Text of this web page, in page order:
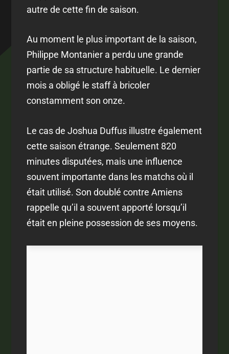
autre de cette fin de saison.
Au moment le plus important de la saison,
Philippe Montanier a perdu une grande
partie de sa structure habituelle. Le dernier
mois a obligé le staff à bricoler
constamment son onze.
Le cas de Joshua Duffus illustre également
cette saison étrange. Seulement 820
minutes disputées, mais une influence
souvent importante dans les matchs où il
était utilisé. Son doublé contre Amiens
rappelle qu’il a souvent apporté lorsqu’il
était en pleine possession de ses moyens.